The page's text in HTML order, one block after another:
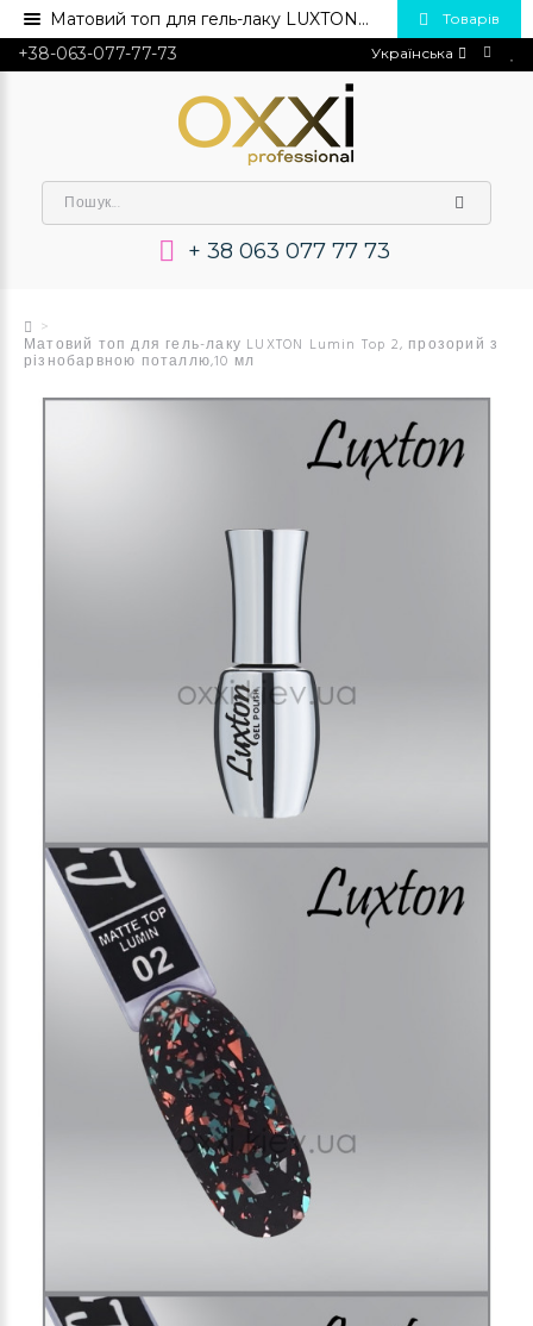
+38-063-077-77-73 Українська
+ 38 063 077 77 73
Товарів
Матовий топ для гель-лаку LUXTON Lumin Top 2, прозорий з
різнобарвною поталлю,10 мл
Матовий топ для гель-лаку LUXTON Lumin Top 2, 10 мл 💅 Купити в Україні опт та роздріб